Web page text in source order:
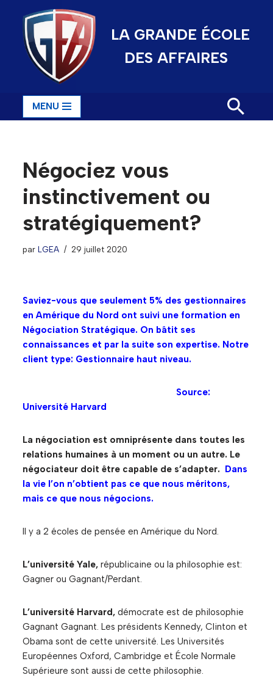
Aller
contenu
LA GRANDE ÉCOLE
DES AFFAIRES
MENU
Négociez vous
instinctivement ou
stratégiquement?
parLGEA 29 juillet 2020
Saviez-vous que seulement 5% des gestionnaires
en Amérique du Nord ont suivi une formation en
Négociation Stratégique. On bâtit ses
connaissances et par la suite son expertise. Notre
client type: Gestionnaire haut niveau.
Source:
Université Harvard
La négociation est omniprésente dans toutes les
relations humaines à un moment ou un autre. Le
négociateur doit être capable de s’adapter. Dans
la vie l’on n’obtient pas ce que nous méritons,
mais ce que nous négocions.
Il y a 2 écoles de pensée en Amérique du Nord.
L’université Yale, républicaine ou la philosophie est:
Gagner ou Gagnant/Perdant.
L’université Harvard, démocrate est de philosophie
Gagnant Gagnant. Les présidents Kennedy, Clinton et
Obama sont de cette université. Les Universités
Européennes Oxford, Cambridge et École Normale
Supérieure sont aussi de cette philosophie.